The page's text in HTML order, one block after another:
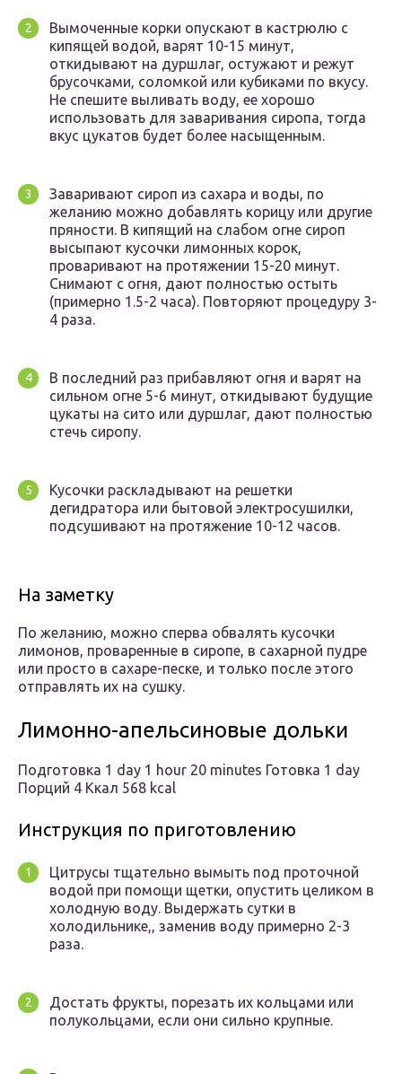
Вымоченные корки опускают в кастрюлю с
кипящей водой, варят 10-15 минут,
откидывают на дуршлаг, остужают и режут
брусочками, соломкой или кубиками по вкусу.
Не спешите выливать воду, ее хорошо
использовать для заваривания сиропа, тогда
вкус цукатов будет более насыщенным.
Заваривают сироп из сахара и воды, по
желанию можно добавлять корицу или другие
пряности. В кипящий на слабом огне сироп
высыпают кусочки лимонных корок,
проваривают на протяжении 15-20 минут.
Снимают с огня, дают полностью остыть
(примерно 1.5-2 часа). Повторяют процедуру 3-
4 раза.
В последний раз прибавляют огня и варят на
сильном огне 5-6 минут, откидывают будущие
цукаты на сито или дуршлаг, дают полностью
стечь сиропу.
Кусочки раскладывают на решетки
дегидратора или бытовой электросушилки,
подсушивают на протяжение 10-12 часов.
На заметку
По желанию, можно сперва обвалять кусочки
лимонов, проваренные в сиропе, в сахарной пудре
или просто в сахаре-песке, и только после этого
отправлять их на сушку.
Лимонно-апельсиновые дольки
Подготовка 1 day 1 hour 20 minutes Готовка 1 day
Порций 4 Ккал 568 kcal
Инструкция по приготовлению
Цитрусы тщательно вымыть под проточной
водой при помощи щетки, опустить целиком в
холодную воду. Выдержать сутки в
холодильнике,, заменив воду примерно 2-3
раза.
Достать фрукты, порезать их кольцами или
полукольцами, если они сильно крупные.